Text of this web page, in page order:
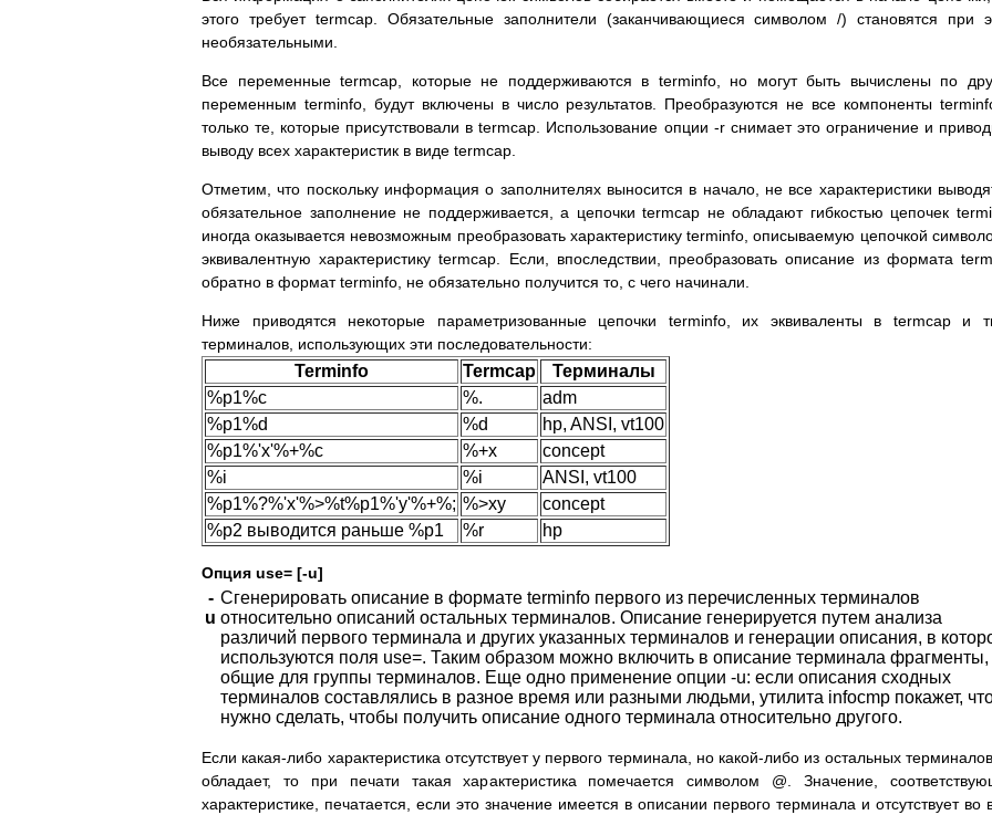
этого требует termcap. Обязательные заполнители (заканчивающиеся символом /) становятся при
необязательными.
Все переменные termcap, которые не поддерживаются в terminfo, но могут быть вычислены по
переменным terminfo, будут включены в число результатов. Преобразуются не все компоненты
только те, которые присутствовали в termcap. Использование опции -r снимает это ограничение и
выводу всех характеристик в виде termcap.
Отметим, что поскольку информация о заполнителях выносится в начало, не все характеристики
обязательное заполнение не поддерживается, а цепочки termcap не обладают гибкостью цепочек
иногда оказывается невозможным преобразовать характеристику terminfo, описываемую цепочкой
эквивалентную характеристику termcap. Если, впоследствии, преобразовать описание из формата
обратно в формат terminfo, не обязательно получится то, с чего начинали.
Ниже приводятся некоторые параметризованные цепочки terminfo, их эквиваленты в termcap и
терминалов, использующих эти последовательности:
Terminfo Termcap
Терминалы
%p1%c
%.
adm
%p1%d
%d
hp, ANSI, vt100
%p1%'x'%+%c
%+x
concept
%i
%i
ANSI, vt100
%p1%?%'x'%>%t%p1%'y'%+%; %>xy
concept
%p2 выводится раньше %p1
%r hp
Опция use= [-u]
-
u
Сгенерировать описание в формате terminfo первого из перечисленных терминалов
относительно описаний остальных терминалов. Описание генерируется путем анализа
различий первого терминала и других указанных терминалов и генерации описания, в
используются поля use=. Таким образом можно включить в описание терминала фрагменты,
общие для группы терминалов. Еще одно применение опции -u: если описания сходных
терминалов составлялись в разное время или разными людьми, утилита infocmp покажет,
нужно сделать, чтобы получить описание одного терминала относительно другого.
Если какая-либо характеристика отсутствует у первого терминала, но какой-либо из остальных
обладает, то при печати такая характеристика помечается символом @. Значение,
характеристике, печатается, если это значение имеется в описании первого терминала и отсутствует во